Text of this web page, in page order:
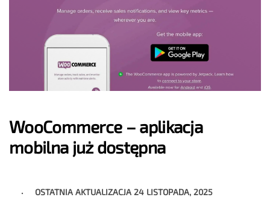
WooCommerce – aplikacja
mobilna już dostępna
OSTATNIA AKTUALIZACJA 24 LISTOPADA, 2025